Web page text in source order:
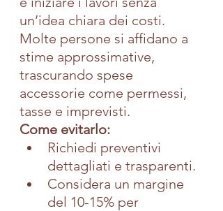
un’idea chiara dei costi.
Molte persone si affidano a
stime approssimative,
trascurando spese
accessorie come permessi,
tasse e imprevisti.
Come evitarlo:
Richiedi preventivi
dettagliati e trasparenti.
Considera un margine
del 10-15% per